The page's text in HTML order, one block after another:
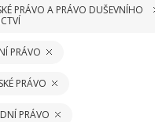
PRÁVO A PRÁVO DUŠEVNÍHO
PRÁVO
PRÁVO
PRÁVO